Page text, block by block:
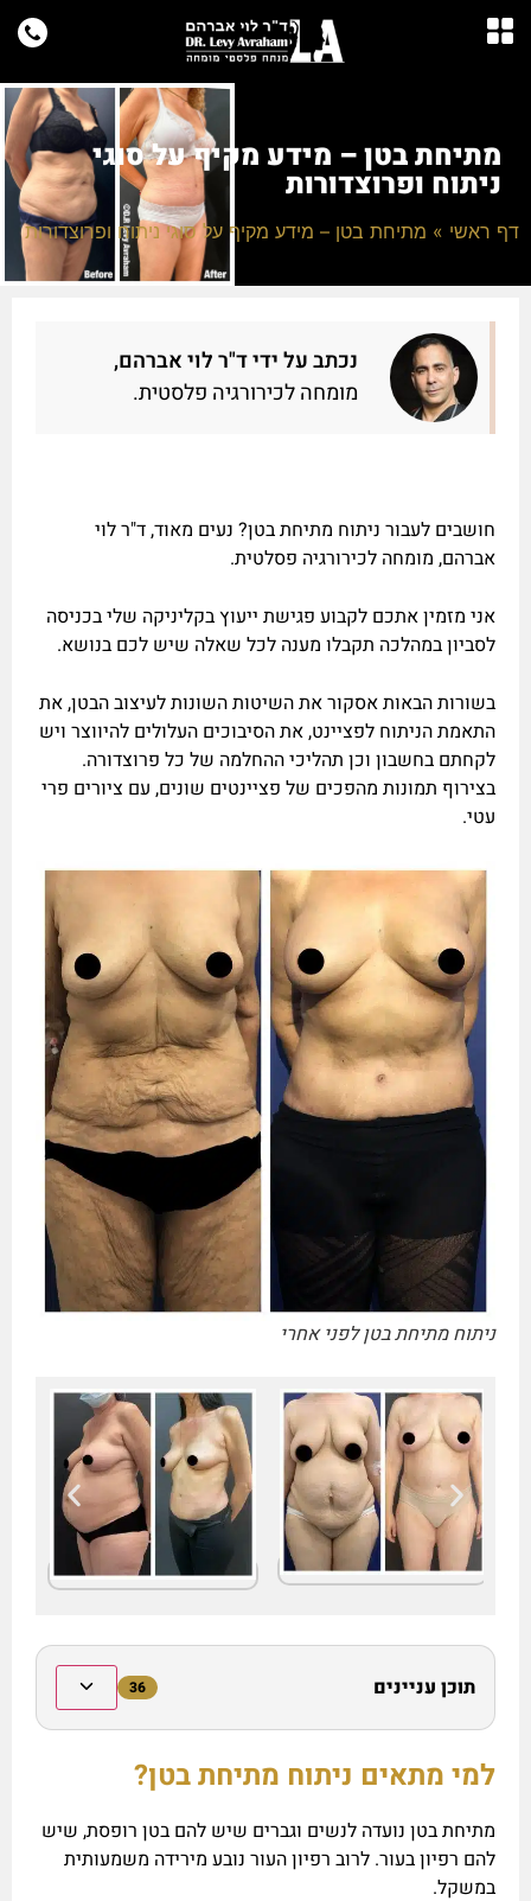
מתיחת בטן – מידע מקיף על סוגי
ניתוח ופרוצדורות
דף ראשי » מתיחת בטן – מידע מקיף על סוגי ניתוח ופרוצדורות
נכתב על ידי ד"ר לוי אברהם,
מומחה לכירורגיה פלסטית.
חושבים לעבור ניתוח מתיחת בטן? נעים מאוד, ד"ר לוי
אברהם, מומחה לכירורגיה פסלטית.
אני מזמין אתכם לקבוע פגישת ייעוץ בקליניקה שלי בכניסה
לסביון במהלכה תקבלו מענה לכל שאלה שיש לכם בנושא.
בשורות הבאות אסקור את השיטות השונות לעיצוב הבטן, את
התאמת הניתוח לפציינט, את הסיבוכים העלולים להיווצר ויש
לקחתם בחשבון וכן תהליכי ההחלמה של כל פרוצדורה.
בצירוף תמונות מהפכים של פציינטים שונים, עם ציורים פרי
עטי.
ניתוח מתיחת בטן לפני אחרי
תוכן עניינים 36
למי מתאים ניתוח מתיחת בטן?
מתיחת בטן נועדה לנשים וגברים שיש להם בטן רופסת, שיש
להם רפיון בעור. לרוב רפיון העור נובע מירידה משמעותית
במשקל.